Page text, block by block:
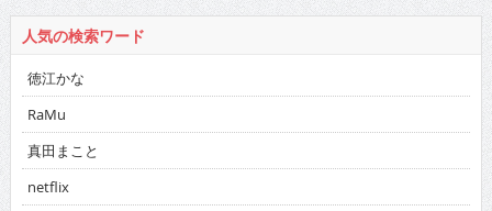
人気の検索ワード
徳江かな
RaMu
真田まこと
netflix